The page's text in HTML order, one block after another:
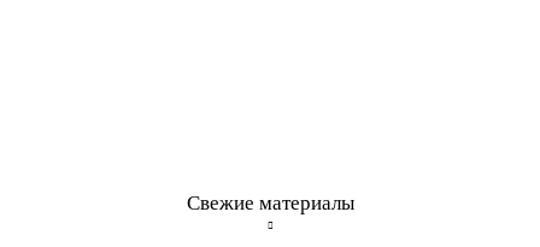
Свежие материалы